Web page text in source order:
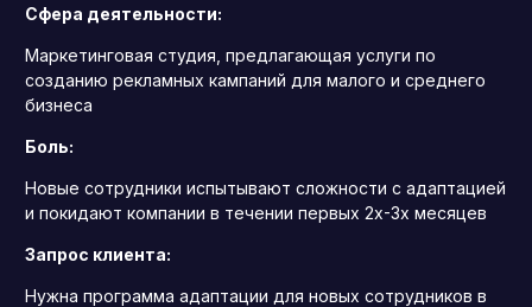
Сфера деятельности:
Маркетинговая студия, предлагающая услуги по
созданию рекламных кампаний для малого и среднего
бизнеса
Боль:
Новые сотрудники испытывают сложности с адаптацией
и покидают компании в течении первых 2х-3х месяцев
Запрос клиента:
Нужна программа адаптации для новых сотрудников в